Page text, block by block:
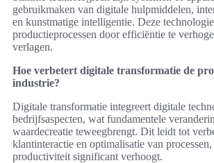
gebruikmaken van digitale hulpmiddelen,
en kunstmatige intelligentie. Deze
productieprocessen door efficiëntie te
verlagen.
Hoe verbetert digitale transformatie de
industrie?
Digitale transformatie integreert digitale
bedrijfsaspecten, wat fundamentele
waardecreatie teweegbrengt. Dit leidt tot
klantinteractie en optimalisatie van
productiviteit significant verhoogt.